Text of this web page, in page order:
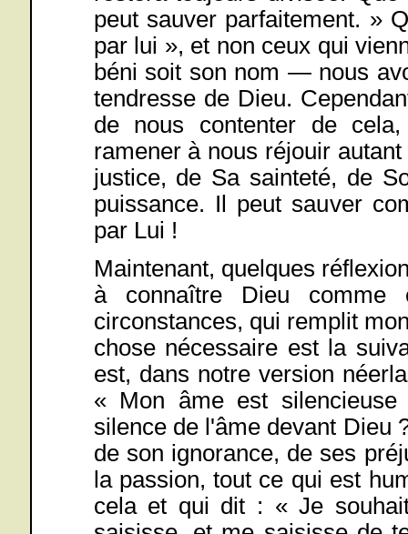
peut sauver parfaitement. »
par lui », et non ceux qui
béni soit son nom — nous
tendresse de Dieu.
de nous contenter de
ramener à nous réjouir
justice, de Sa sainteté, de
puissance. Il peut sauver
par Lui !
Maintenant, quelques
à connaître Dieu comme
circonstances, qui remplit
chose nécessaire est la
est, dans notre version
« Mon âme est
silence de l'âme devant Dieu
de son ignorance, de ses
la passion, tout ce qui est
cela et qui dit : « Je